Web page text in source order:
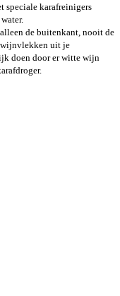
speciale karafreinigers
de buitenkant, nooit de
wijnvlekken uit je
doen door er witte wijn